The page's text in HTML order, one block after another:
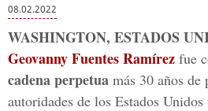
08.02.2022
WASHINGTON, ESTADOS
Geovanny Fuentes Ramírez fue
cadena perpetua más 30 años
autoridades de los Estados